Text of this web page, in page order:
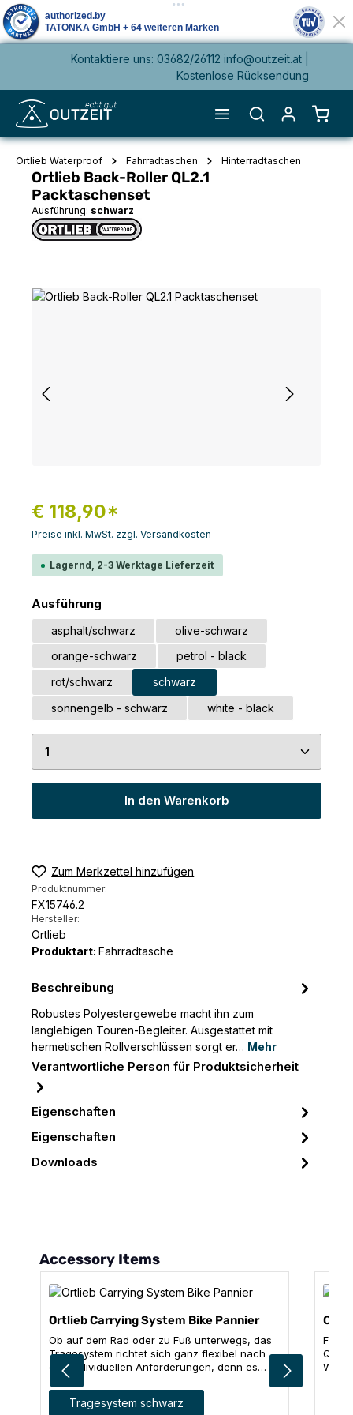
springenKontaktiere uns: 03682/26112 info@outzeit.at |
Kostenlose Rücksendung
Ortlieb Waterproof Fahrradtaschen Hinterradtaschen
Ortlieb Back-Roller QL2.1
Packtaschenset
Ausführung: schwarz
Bildergalerie überspringen
€ 118,90*
Preise inkl. MwSt. zzgl. Versandkosten
Lagernd, 2-3 Werktage Lieferzeit
Ausführung
asphalt/schwarz
olive-schwarz
orange-schwarz
petrol - black
rot/schwarz
schwarz
sonnengelb - schwarz
white - black
Produkt Anzahl: Gib den gewünschten Wert
In den Warenkorb
Zum Merkzettel hinzufügen
Produktnummer:
FX15746.2
Hersteller:
Ortlieb
Produktart: Fahrradtasche
Beschreibung
Robustes Polyestergewebe macht ihn zum
langlebigen Touren-Begleiter. Ausgestattet mit
hermetischen Rollverschlüssen sorgt er… Mehr
Verantwortliche Person für Produktsicherheit
Eigenschaften
Eigenschaften
Downloads
Produktgalerie überspringen
Accessory Items
Ortlieb Carrying System Bike Pannier
Ob auf dem Rad oder zu Fuß unterwegs, das
Tragesystem richtet sich ganz flexibel nach
den individuellen Anforderungen, denn es
verwandelt die Radtasche im Handumdrehen
in einen bequem zu tragenden Rucksack. Das
atmungsaktive Tragesystem passt sich
Farbeauswählen
Tragesystem schwarz
QL2/